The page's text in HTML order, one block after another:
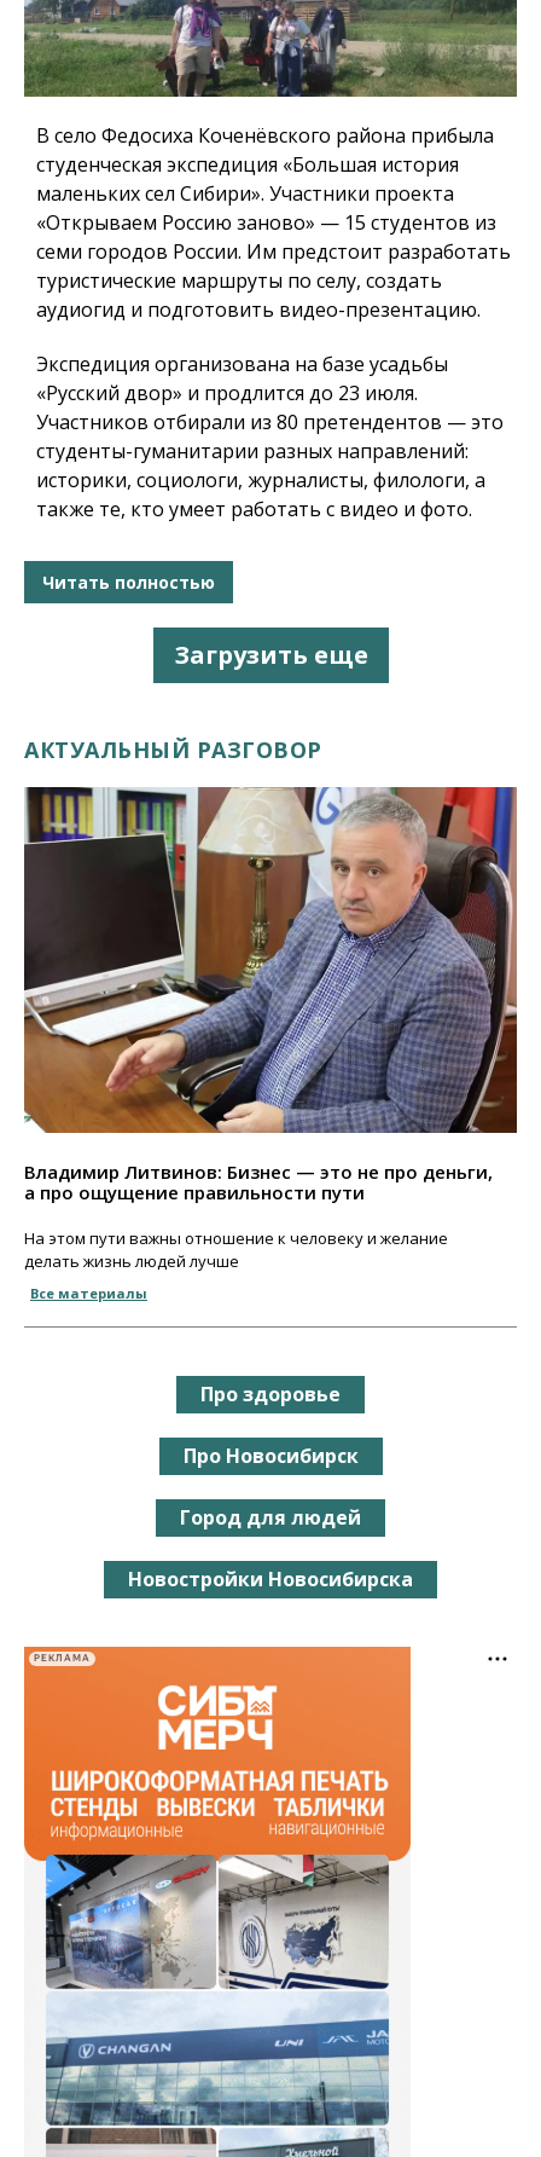
В село Федосиха Коченёвского района прибыла
студенческая экспедиция «Большая история
маленьких сел Сибири». Участники проекта
«Открываем Россию заново» — 15 студентов из
семи городов России. Им предстоит разработать
туристические маршруты по селу, создать
аудиогид и подготовить видео-презентацию.
Экспедиция организована на базе усадьбы
«Русский двор» и продлится до 23 июля.
Участников отбирали из 80 претендентов — это
студенты-гуманитарии разных направлений:
историки, социологи, журналисты, филологи, а
также те, кто умеет работать с видео и фото.
Читать полностью
Загрузить еще
АКТУАЛЬНЫЙ РАЗГОВОР
Владимир Литвинов: Бизнес — это не про деньги,
а про ощущение правильности пути
На этом пути важны отношение к человеку и желание
делать жизнь людей лучше
Все материалы
Про здоровье
Про Новосибирск
Город для людей
Новостройки Новосибирска
РЕКЛАМА